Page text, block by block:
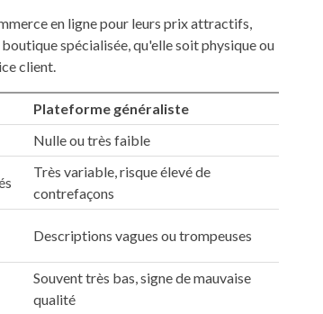
en ligne pour leurs prix attractifs,
spécialisée, qu'elle soit physique ou
client.
Plateforme généraliste
Nulle ou très faible
Très variable, risque élevé de
contrefaçons
Descriptions vagues ou trompeuses
Souvent très bas, signe de mauvaise
qualité